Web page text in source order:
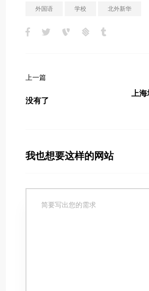
外国语 学校 北外新华
上一篇
没有了
上海
我也想要这样的网站